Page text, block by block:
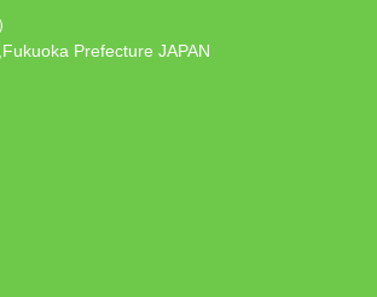
Prefecture JAPAN